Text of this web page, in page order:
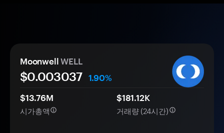
Moonwell WELL
$0.003037
1.90%
$13.76M
시가총액
$181.12K
거래량 (24시간)